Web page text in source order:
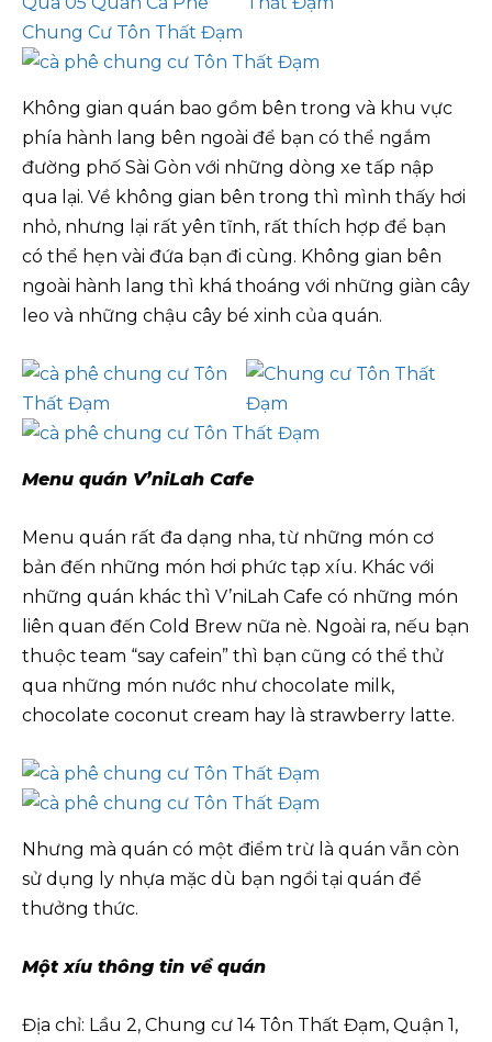
Không gian quán bao gồm bên trong và khu vực
phía hành lang bên ngoài để bạn có thể ngắm
đường phố Sài Gòn với những dòng xe tấp nập
qua lại. Về không gian bên trong thì mình thấy hơi
nhỏ, nhưng lại rất yên tĩnh, rất thích hợp để bạn
có thể hẹn vài đứa bạn đi cùng. Không gian bên
ngoài hành lang thì khá thoáng với những giàn cây
leo và những chậu cây bé xinh của quán.
Menu quán V’niLah Cafe
Menu quán rất đa dạng nha, từ những món cơ
bản đến những món hơi phức tạp xíu. Khác với
những quán khác thì V’niLah Cafe có những món
liên quan đến Cold Brew nữa nè. Ngoài ra, nếu bạn
thuộc team “say cafein” thì bạn cũng có thể thử
qua những món nước như chocolate milk,
chocolate coconut cream hay là strawberry latte.
Nhưng mà quán có một điểm trừ là quán vẫn còn
sử dụng ly nhựa mặc dù bạn ngồi tại quán để
thưởng thức.
Một xíu thông tin về quán
Địa chỉ: Lầu 2, Chung cư 14 Tôn Thất Đạm, Quận 1,